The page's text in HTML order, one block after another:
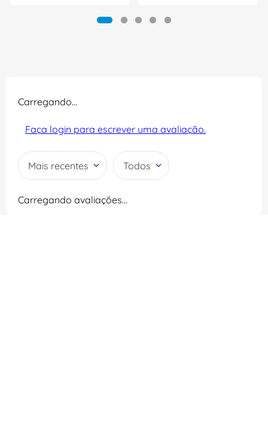
Carregando…
Faça login para escrever uma avaliação.
Mais recentes Todos
Carregando avaliações…